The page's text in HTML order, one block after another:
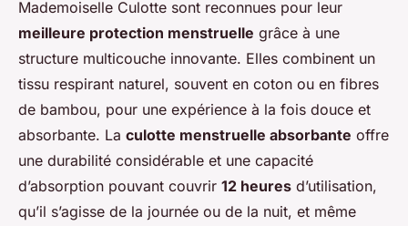
Mademoiselle Culotte sont reconnues pour leur
meilleure protection menstruelle grâce à une
structure multicouche innovante. Elles combinent un
tissu respirant naturel, souvent en coton ou en fibres
de bambou, pour une expérience à la fois douce et
absorbante. La culotte menstruelle absorbante offre
une durabilité considérable et une capacité
d’absorption pouvant couvrir 12 heures d’utilisation,
qu’il s’agisse de la journée ou de la nuit, et même